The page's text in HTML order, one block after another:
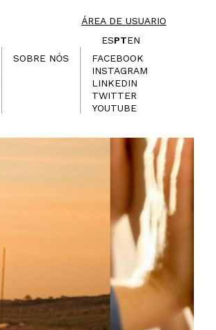
ÁREA DE USUARIO
ESPTEN
SOBRE NÓS
FACEBOOK
INSTAGRAM
LINKEDIN
TWITTER
YOUTUBE